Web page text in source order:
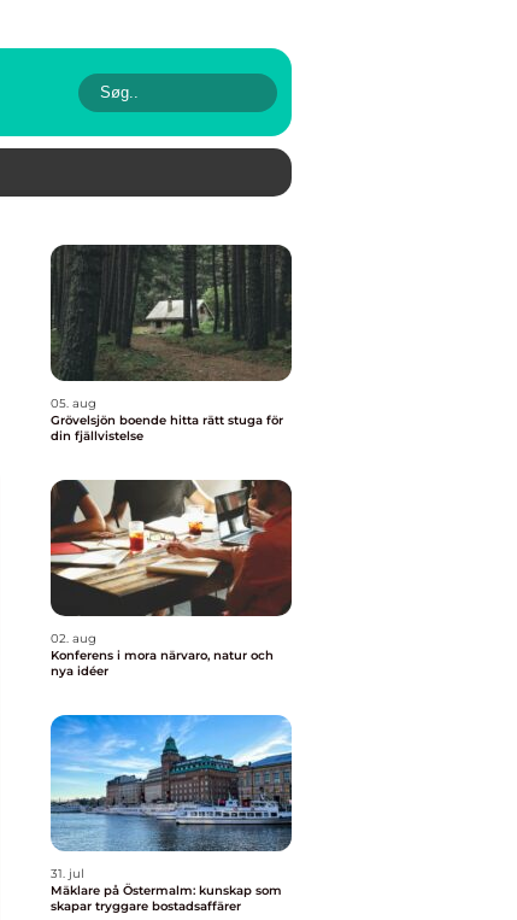
05. aug
Grövelsjön boende hitta rätt stuga för
din fjällvistelse
02. aug
Konferens i mora närvaro, natur och
nya idéer
31. jul
Mäklare på Östermalm: kunskap som
skapar tryggare bostadsaffärer